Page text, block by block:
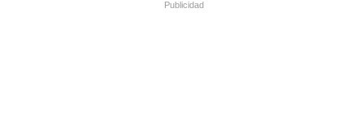
Publicidad